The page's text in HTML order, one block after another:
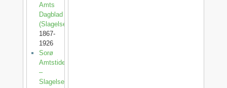
Amts
Dagblad
(SlagelsePosten)
1867-
1926
Sorø
Amtstidende
–
Slagelse